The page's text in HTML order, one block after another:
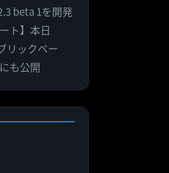
beta 1を開発
ト】本日
リックベー
も公開